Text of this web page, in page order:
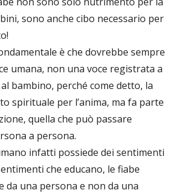
sono anche cibo necessario per
è che dovrebbe sempre
umana, non una voce registrata a
bambino, perché come detto, la
spirituale per l’anima, ma fa parte
quella che può passare
a persona.
infatti possiede dei sentimenti
che educano, le fiabe
da una persona e non da una